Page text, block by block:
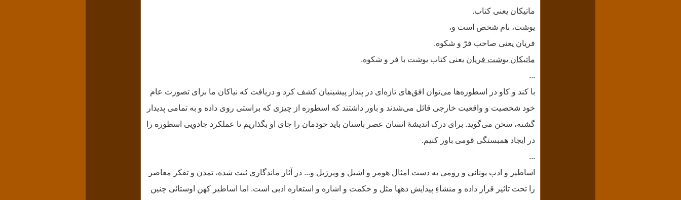
ماتیکان یعنی کتاب.
یوشت، نام شخص است و،
فریان یعنی صاحب فرّ و شکوه.
ماتیکان یوشت فریان یعنی کتاب یوشت با فر و شکوه.
...
با کند و کاو در اسطوره‌‌ها می‌توان افق‌های تازه‌ای در پندار پیشینیان کشف کرد و دریافت که نیاکان ما برای تصورت عام
خود شخصیت و واقعیت خارجی قائل می‌شدند و باور داشتند که اسطوره از چیزی که براستی روی داده و به تمامی پدیدار
گشته، سخن می‌گوید. برای درک اندیشهٔ انسان عصر باستان باید خودمان را جای او بگذاریم تا عملکرد جادویی اسطوره را
در ایجاد همبستگی قومی باور کنیم.
...
اساطیر و ادب یونانی و رومی به دست امثال هومر و اشیل و ویرژیل و... در آثار ماندگاری ثبت شده، تمدن و تفکر معاصر
را تحت تاثیر قرار داده‌ و منشاءِ پیدایش دهها مثل و حکمت و اشاره و استعاره ادبی است. اما اساطیر کهن اوستائی چنین